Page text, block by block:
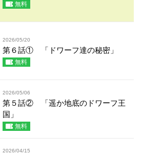
無料
2026/05/20
第６話① 「ドワーフ達の秘密」
無料
2026/05/06
第５話② 「遥か地底のドワーフ王
国」
無料
2026/04/15